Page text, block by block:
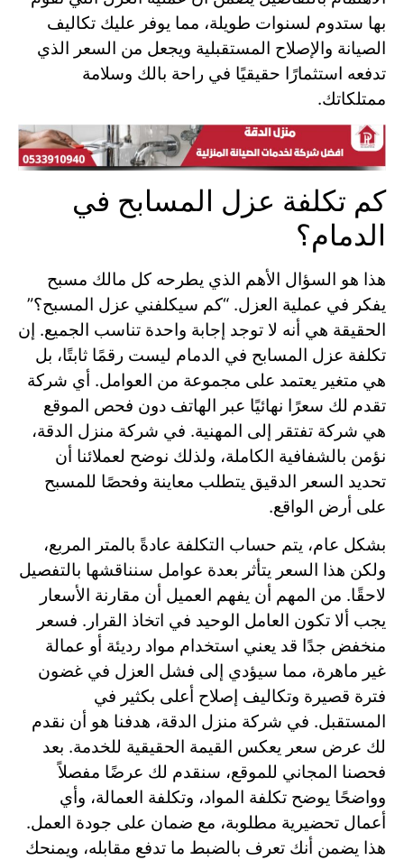
بها ستدوم لسنوات طويلة، مما يوفر عليك تكاليف
الصيانة والإصلاح المستقبلية ويجعل من السعر الذي
تدفعه استثمارًا حقيقيًا في راحة بالك وسلامة
ممتلكاتك.
كم تكلفة عزل المسابح في
الدمام؟
هذا هو السؤال الأهم الذي يطرحه كل مالك مسبح
يفكر في عملية العزل. “كم سيكلفني عزل المسبح؟”
الحقيقة هي أنه لا توجد إجابة واحدة تناسب الجميع. إن
تكلفة عزل المسابح في الدمام ليست رقمًا ثابتًا، بل
هي متغير يعتمد على مجموعة من العوامل. أي شركة
تقدم لك سعرًا نهائيًا عبر الهاتف دون فحص الموقع
هي شركة تفتقر إلى المهنية. في شركة منزل الدقة،
نؤمن بالشفافية الكاملة، ولذلك نوضح لعملائنا أن
تحديد السعر الدقيق يتطلب معاينة وفحصًا للمسبح
على أرض الواقع.
بشكل عام، يتم حساب التكلفة عادةً بالمتر المربع،
ولكن هذا السعر يتأثر بعدة عوامل سنناقشها بالتفصيل
لاحقًا. من المهم أن يفهم العميل أن مقارنة الأسعار
يجب ألا تكون العامل الوحيد في اتخاذ القرار. فسعر
منخفض جدًا قد يعني استخدام مواد رديئة أو عمالة
غير ماهرة، مما سيؤدي إلى فشل العزل في غضون
فترة قصيرة وتكاليف إصلاح أعلى بكثير في
المستقبل. في شركة منزل الدقة، هدفنا هو أن نقدم
لك عرض سعر يعكس القيمة الحقيقية للخدمة. بعد
فحصنا المجاني للموقع، سنقدم لك عرضًا مفصلاً
وواضحًا يوضح تكلفة المواد، وتكلفة العمالة، وأي
أعمال تحضيرية مطلوبة، مع ضمان على جودة العمل.
هذا يضمن أنك تعرف بالضبط ما تدفع مقابله، ويمنحك